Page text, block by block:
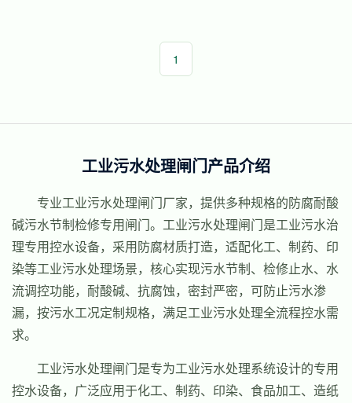
1
工业污水处理闸门产品介绍
专业工业污水处理闸门厂家，提供多种规格的防腐耐酸
碱污水节制检修专用闸门。工业污水处理闸门是工业污水治
理专用控水设备，采用防腐材质打造，适配化工、制药、印
染等工业污水处理场景，核心实现污水节制、检修止水、水
流调控功能，耐酸碱、抗腐蚀，密封严密，可防止污水渗
漏，按污水工况定制规格，满足工业污水处理全流程控水需
求。
工业污水处理闸门是专为工业污水处理系统设计的专用
控水设备，广泛应用于化工、制药、印染、食品加工、造纸